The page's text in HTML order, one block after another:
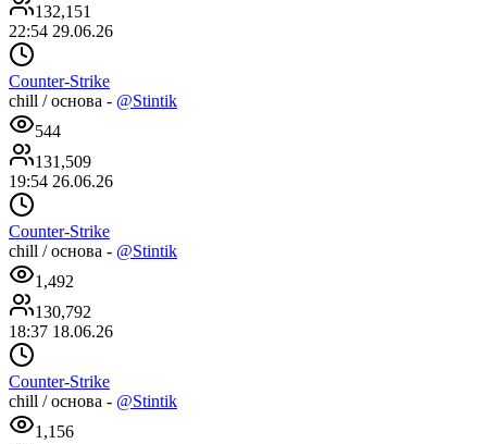
132,151
22:54 29.06.26
Counter-Strike
chill / основа - @Stintik
544
131,509
19:54 26.06.26
Counter-Strike
chill / основа - @Stintik
1,492
130,792
18:37 18.06.26
Counter-Strike
chill / основа - @Stintik
1,156